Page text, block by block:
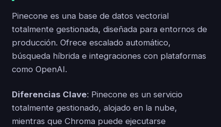
Pinecone es una base de datos vectorial
totalmente gestionada, diseñada para entornos de
producción. Ofrece escalado automático,
búsqueda híbrida e integraciones con plataformas
como OpenAI.
Diferencias Clave: Pinecone es un servicio
totalmente gestionado, alojado en la nube,
mientras que Chroma puede ejecutarse